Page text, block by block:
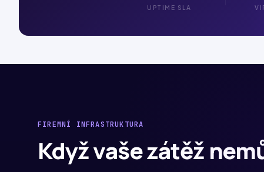
UPTIME SLA
FIREMNÍ INFRASTRUKTURA
Když vaše zátěž